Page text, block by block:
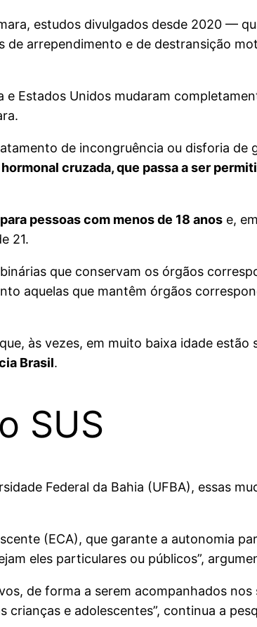
estudos divulgados desde 2020 —
arrependimento e de destransição
Estados Unidos mudaram
de incongruência ou disforia de
cruzada, que passa a ser
pessoas com menos de 18 anos e,
21.
que conservam os órgãos
aquelas que mantêm órgãos
às vezes, em muito baixa idade estão
Brasil.
SUS
Federal da Bahia (UFBA), essas
(ECA), que garante a autonomia
eles particulares ou públicos”,
de forma a serem acompanhados nos
e adolescentes”, continua a